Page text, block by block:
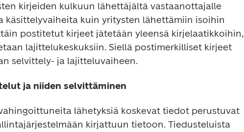
kirjeiden kulkuun lähettäjältä vastaanottajalle
käsittelyvaiheita kuin yritysten lähettämiin isoihin
postitetut kirjeet jätetään yleensä kirjelaatikkoihin,
lajittelukeskuksiin. Siellä postimerkilliset kirjeet
selvittely- ja lajitteluvaiheen.
ja niiden selvittäminen
lähetyksiä koskevat tiedot perustuvat
kirjattuun tietoon. Tiedusteluista